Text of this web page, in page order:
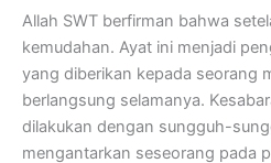
Allah SWT berfirman bahwa
kemudahan. Ayat ini menjadi
yang diberikan kepada seorang
berlangsung selamanya.
dilakukan dengan sungguh-
mengantarkan seseorang pada